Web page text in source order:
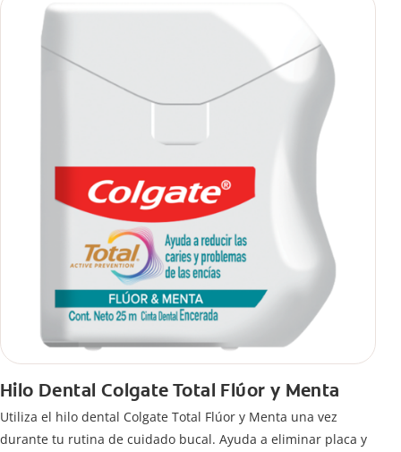
Hilo Dental Colgate Total Flúor y Menta
Utiliza el hilo dental Colgate Total Flúor y Menta una vez
durante tu rutina de cuidado bucal. Ayuda a eliminar placa y